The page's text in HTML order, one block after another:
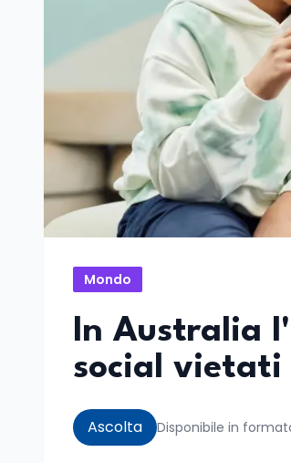
Mondo
In Australia
social vietati
Ascolta Disponibile in